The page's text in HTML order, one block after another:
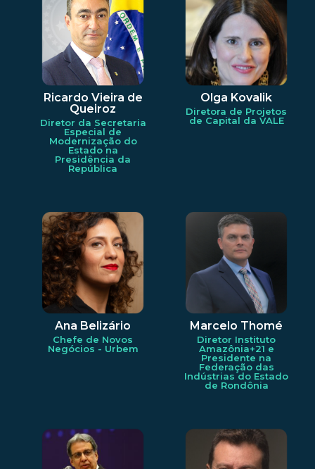
Ricardo Vieira de
Queiroz
Diretor da Secretaria
Especial de
Modernização do
Estado na
Presidência da
República
Olga Kovalik
Diretora de Projetos
de Capital da VALE
Ana Belizário
Chefe de Novos
Negócios - Urbem
Marcelo Thomé
Diretor Instituto
Amazônia+21 e
Presidente na
Federação das
Indústrias do Estado
de Rondônia